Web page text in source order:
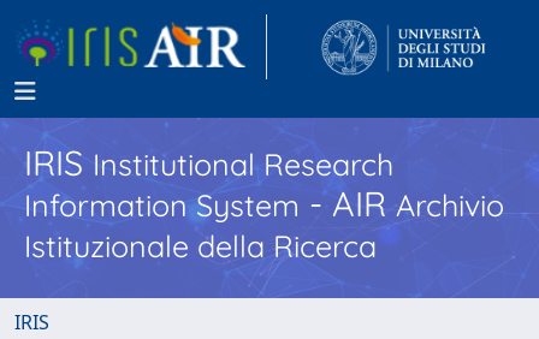
IRISInstitutional Research
Information System - AIR Archivio
Istituzionale della Ricerca
IRIS